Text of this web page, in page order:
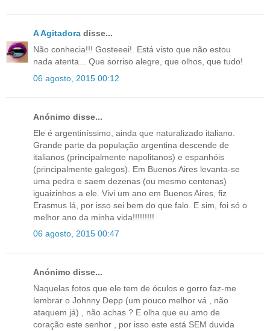
A Agitadora disse...
Não conhecia!!! Gosteeei!. Está visto que não estou
nada atenta... Que sorriso alegre, que olhos, que tudo!
06 agosto, 2015 00:12
Anónimo disse...
Ele é argentiníssimo, ainda que naturalizado italiano.
Grande parte da população argentina descende de
italianos (principalmente napolitanos) e espanhóis
(principalmente galegos). Em Buenos Aires levanta-se
uma pedra e saem dezenas (ou mesmo centenas)
iguaizinhos a ele. Vivi um ano em Buenos Aires, fiz
Erasmus lá, por isso sei bem do que falo. E sim, foi só o
melhor ano da minha vida!!!!!!!!!
06 agosto, 2015 00:47
Anónimo disse...
Naquelas fotos que ele tem de óculos e gorro faz-me
lembrar o Johnny Depp (um pouco melhor vá , não
ataquem já) , não achas ? E olha que eu amo de
coração este senhor , por isso este está SEM duvida